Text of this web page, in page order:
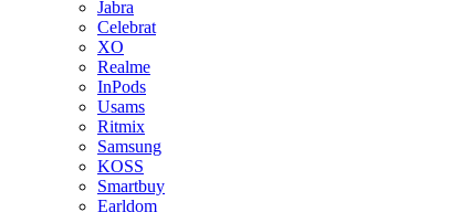
Jabra
Celebrat
XO
Realme
InPods
Usams
Ritmix
Samsung
KOSS
Smartbuy
Earldom